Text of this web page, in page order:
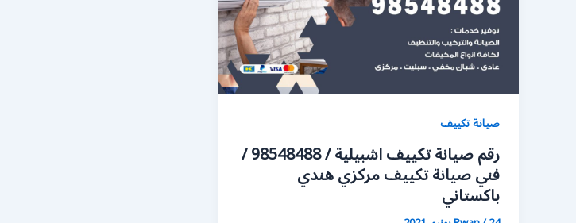
صيانة تكييف
رقم صيانة تكييف اشبيلية / 98548488 /
فني صيانة تكييف مركزي هندي
باكستاني